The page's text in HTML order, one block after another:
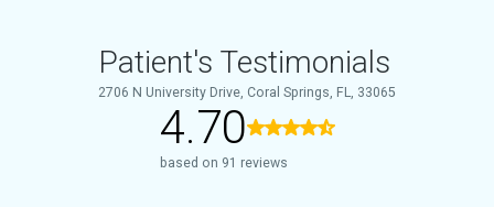
Patient's Testimonials
2706 N University Drive, Coral Springs, FL, 33065
4.70
based on 91 reviews